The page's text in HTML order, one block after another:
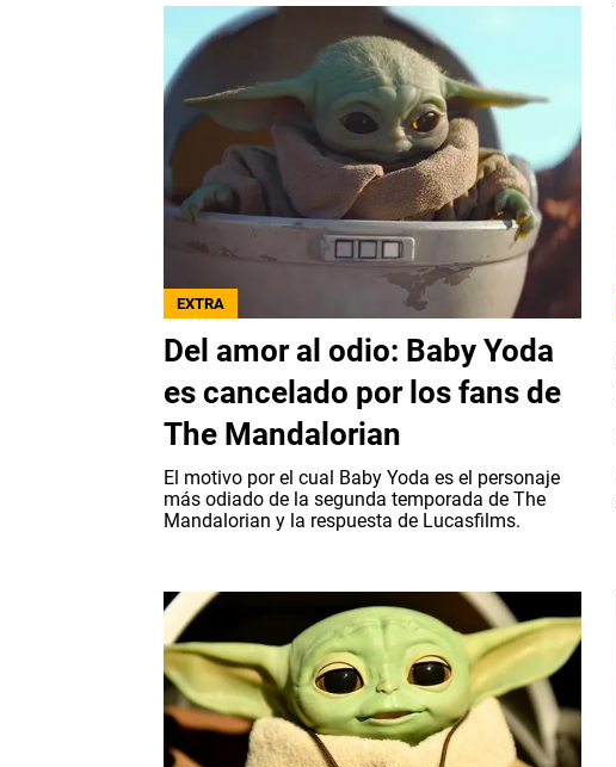
EXTRA
Del amor al odio: Baby Yoda
es cancelado por los fans de
The Mandalorian
El motivo por el cual Baby Yoda es el personaje
más odiado de la segunda temporada de The
Mandalorian y la respuesta de Lucasfilms.